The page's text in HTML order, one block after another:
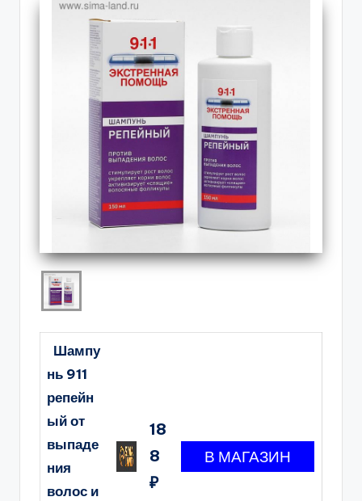
Шампу
нь 911
репейн
ый от
выпаде
ния
волос и
18
8
₽